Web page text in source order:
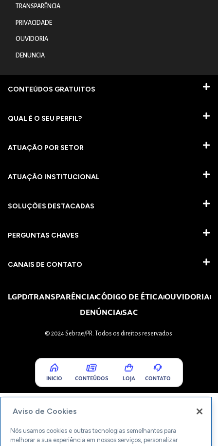
TRANSPARÊNCIA
PRIVACIDADE
OUVIDORIA
DENUNCIA
CONTEÚDOS GRATUITOS
QUAL É O SEU PERFIL?
ATUAÇÃO POR SETOR
ATUAÇÃO INSTITUCIONAL
SOLUÇÕES DESTACADAS
PERGUNTAS CHAVES​
CANAIS DE CONTATO
LGPDTRANSPARÊNCIACÓDIGO DE ÉTICAOUVIDORIA
DENÚNCIASAC
© 2024 Sebrae/PR. Todos os direitos reservados.
INICIO CONTEÚDOS LOJA CONTATO
Aviso de Cookies
Nós usamos cookies e outras tecnologias semelhantes para
melhorar a sua experiência em nossos serviços, personalizar